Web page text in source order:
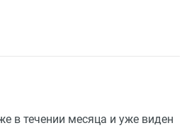
в течении месяца и уже виден